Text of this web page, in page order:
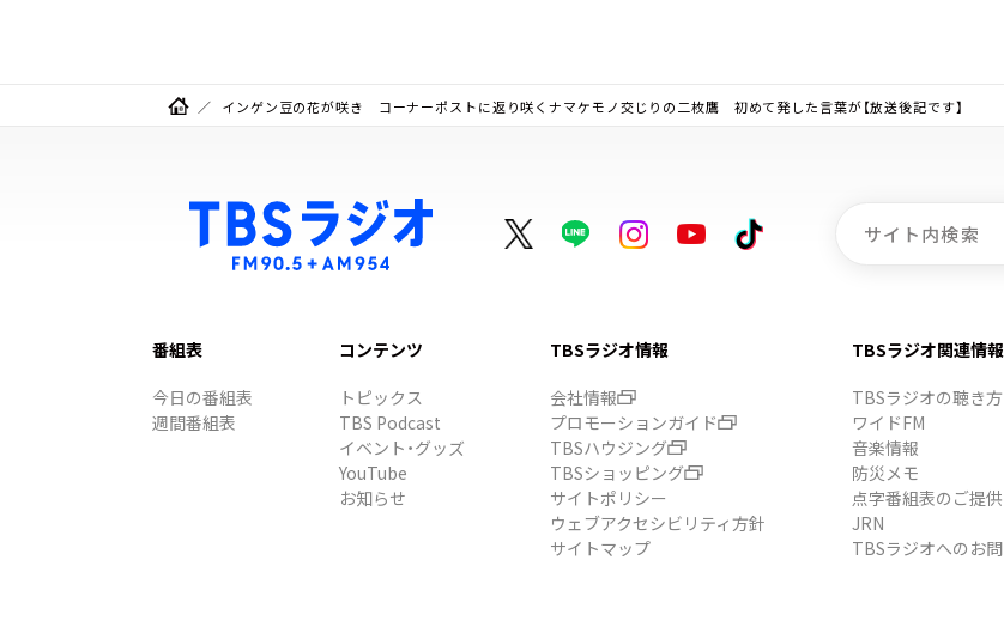
インゲン豆の花が咲き コーナーポストに返り咲くナマケモノ交じりの二枚鷹 初めて発した言葉が【放送後記です】
番組表
今日の番組表
週間番組表
コンテンツ
トピックス
TBS Podcast
イベント・グッズ
YouTube
お知らせ
TBSラジオ情報
会社情報
プロモーションガイド
TBSハウジング
TBSショッピング
サイトポリシー
ウェブアクセシビリティ方針
サイトマップ
TBSラジオ関連情報
TBSラジオの聴き方
ワイドFM
音楽情報
防災メモ
点字番組表のご提供
JRN
TBSラジオへのお